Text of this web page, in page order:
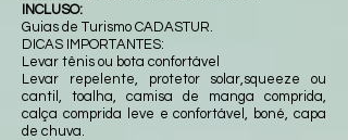
INCLUSO:
Guias de Turismo CADASTUR.
DICAS IMPORTANTES:
Levar tênis ou bota confortável
Levar repelente, protetor solar,squeeze ou
cantil, toalha, camisa de manga comprida,
calça comprida leve e confortável, boné, capa
de chuva.